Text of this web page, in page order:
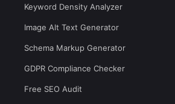
Keyword Density Analyzer
Image Alt Text Generator
Schema Markup Generator
GDPR Compliance Checker
Free SEO Audit